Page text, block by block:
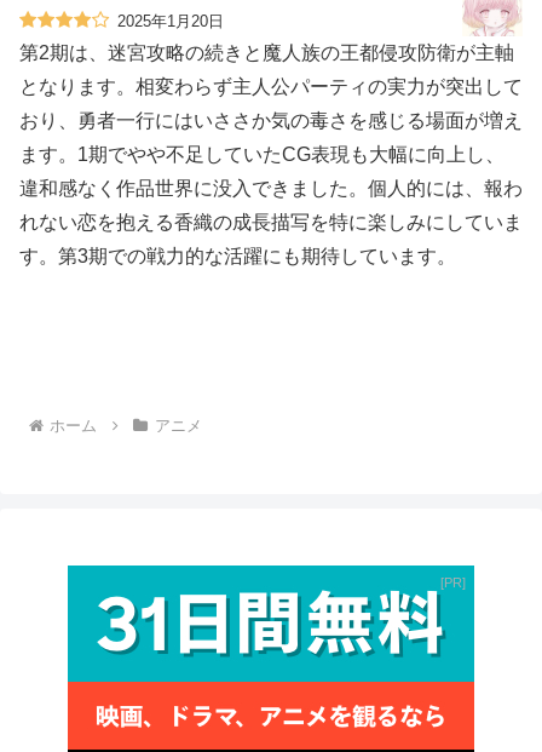
2025年1月20日
第2期は、迷宮攻略の続きと魔人族の王都侵攻防衛が主軸
となります。相変わらず主人公パーティの実力が突出して
おり、勇者一行にはいささか気の毒さを感じる場面が増え
ます。1期でやや不足していたCG表現も大幅に向上し、
違和感なく作品世界に没入できました。個人的には、報わ
れない恋を抱える香織の成長描写を特に楽しみにしていま
す。第3期での戦力的な活躍にも期待しています。
ホーム アニメ
PR